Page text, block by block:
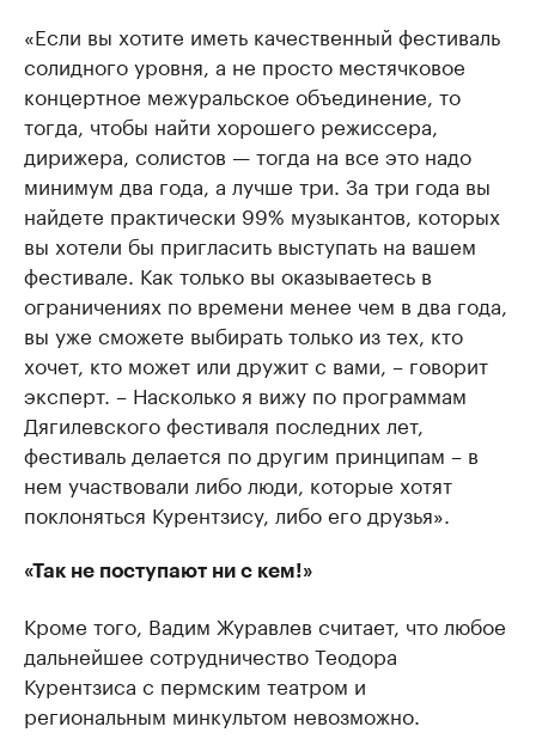
«Если вы хотите иметь качественный фестиваль
солидного уровня, а не просто местячковое
концертное межуральское объединение, то
тогда, чтобы найти хорошего режиссера,
дирижера, солистов — тогда на все это надо
минимум два года, а лучше три. За три года вы
найдете практически 99% музыкантов, которых
вы хотели бы пригласить выступать на вашем
фестивале. Как только вы оказываетесь в
ограничениях по времени менее чем в два года,
вы уже сможете выбирать только из тех, кто
хочет, кто может или дружит с вами, – говорит
эксперт. – Насколько я вижу по программам
Дягилевского фестиваля последних лет,
фестиваль делается по другим принципам – в
нем участвовали либо люди, которые хотят
поклоняться Курентзису, либо его друзья».
«Так не поступают ни с кем!»
Кроме того, Вадим Журавлев считает, что любое
дальнейшее сотрудничество Теодора
Курентзиса с пермским театром и
региональным минкультом невозможно.